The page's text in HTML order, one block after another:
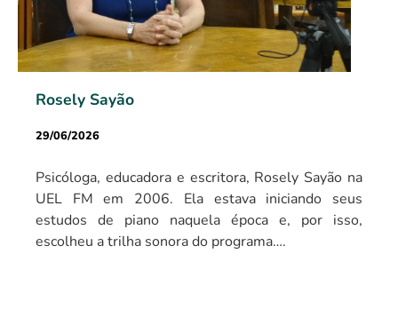
Rosely Sayão
29/06/2026
Psicóloga, educadora e escritora, Rosely Sayão na
UEL FM em 2006. Ela estava iniciando seus
estudos de piano naquela época e, por isso,
escolheu a trilha sonora do programa….